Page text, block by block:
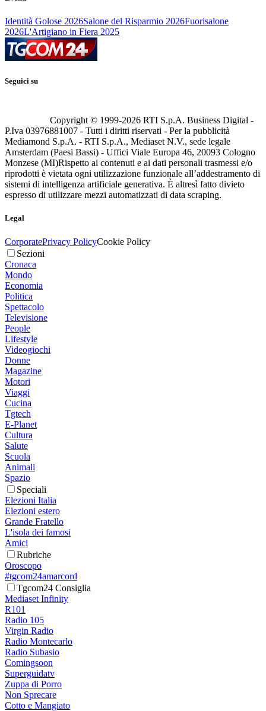
Identità Golose 2026Salone del Risparmio 2026Fuorisalone
2026L'Artigiano in Fiera 2025
Seguici su
Copyright © 1999-2026 RTI S.p.A. Business Digital -
P.Iva 03976881007 - Tutti i diritti riservati - Per la pubblicità
Mediamond S.p.A. - RTI S.p.A., Mediaset N.V., sede legale
Amsterdam (Paesi Bassi) - Uffici Viale Europa 46, 20093 Cologno
Monzese (MI)Rispetto ai contenuti e ai dati personali trasmessi e/o
riprodotti è vietata ogni utilizzazione funzionale all’addestramento di
sistemi di intelligenza artificiale generativa. È altresì fatto divieto
espresso di utilizzare mezzi automatizzati di data scraping.
Legal
CorporatePrivacy PolicyCookie Policy
Sezioni
Cronaca
Mondo
Economia
Politica
Spettacolo
Televisione
People
Lifestyle
Videogiochi
Donne
Magazine
Motori
Viaggi
Cucina
Tgtech
E-Planet
Cultura
Salute
Scuola
Animali
Spazio
Speciali
Elezioni Italia
Elezioni estero
Grande Fratello
L'isola dei famosi
Amici
Rubriche
Oroscopo
#tgcom24amarcord
Tgcom24 Consiglia
Mediaset Infinity
R101
Radio 105
Virgin Radio
Radio Montecarlo
Radio Subasio
Comingsoon
Superguidatv
Zuppa di Porro
Non Sprecare
Cotto e Mangiato